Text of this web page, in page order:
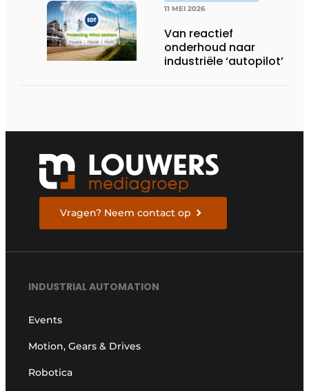
11 MEI 2026
Van reactief
onderhoud naar
industriële ‘autopilot’
Vragen? Neem contact op
INDUSTRIAL AUTOMATION
Events
Motion, Gears & Drives
Robotica